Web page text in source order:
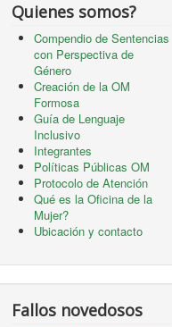
Quienes somos?
Compendio de Sentencias
con Perspectiva de
Género
Creación de la OM
Formosa
Guía de Lenguaje
Inclusivo
Integrantes
Políticas Públicas OM
Protocolo de Atención
Qué es la Oficina de la
Mujer?
Ubicación y contacto
Fallos novedosos